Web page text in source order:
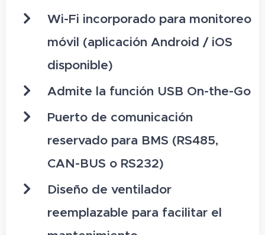
Wi-Fi incorporado para monitoreo
móvil (aplicación Android / iOS
disponible)
Admite la función USB On-the-Go
Puerto de comunicación
reservado para BMS (RS485,
CAN-BUS o RS232)
Diseño de ventilador
reemplazable para facilitar el